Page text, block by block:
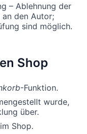
– Ablehnung der
den Autor;
sind möglich.
Shop
-Funktion.
wurde,
über.
Shop.